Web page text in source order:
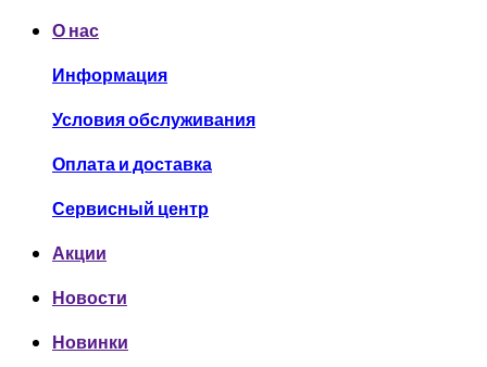
О нас
Информация
Условия обслуживания
Оплата и доставка
Сервисный центр
Акции
Новости
Новинки